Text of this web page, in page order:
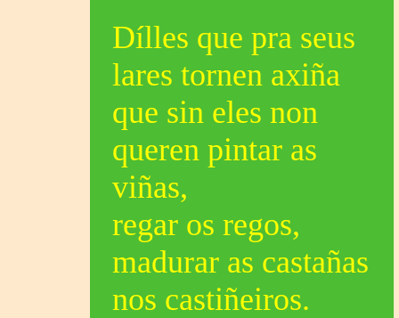
Dílles que pra seus
lares tornen axiña
que sin eles non
queren pintar as
viñas,
regar os regos,
madurar as castañas
nos castiñeiros.